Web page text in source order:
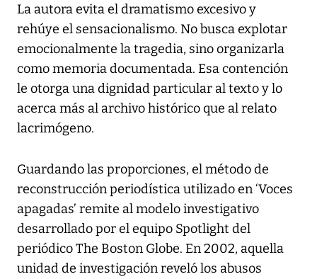
La autora evita el dramatismo excesivo y
rehúye el sensacionalismo. No busca explotar
emocionalmente la tragedia, sino organizarla
como memoria documentada. Esa contención
le otorga una dignidad particular al texto y lo
acerca más al archivo histórico que al relato
lacrimógeno.
Guardando las proporciones, el método de
reconstrucción periodística utilizado en ‘Voces
apagadas’ remite al modelo investigativo
desarrollado por el equipo Spotlight del
periódico The Boston Globe. En 2002, aquella
unidad de investigación reveló los abusos